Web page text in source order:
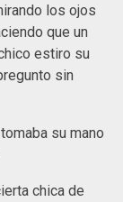
los ojos
que un
estiro su
sin
su mano
chica de